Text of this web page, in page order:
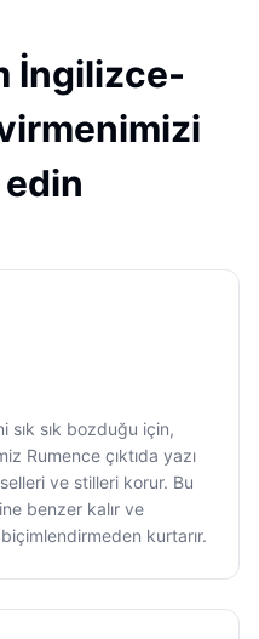
İngilizce-
sık sık bozduğu için,
Rumence çıktıda yazı
ve stilleri korur. Bu
benzer kalır ve
kurtarır.